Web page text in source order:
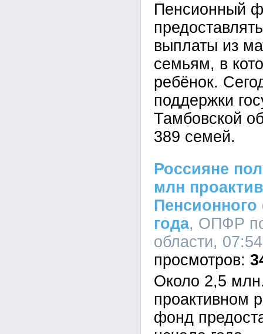
Пенсионный
выплаты из
семьям, в
ребёнок.
поддержки
Тамбовской
389 семей.
Россияне
млн
года, ОПФР
области,
Около 2,5
проактивном
фонд